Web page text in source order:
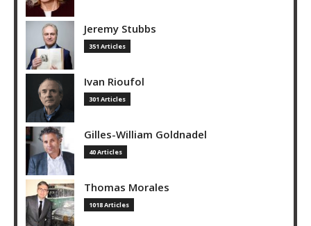
Jeremy Stubbs
351 Articles
Ivan Rioufol
301 Articles
Gilles-William Goldnadel
40 Articles
Thomas Morales
1018 Articles